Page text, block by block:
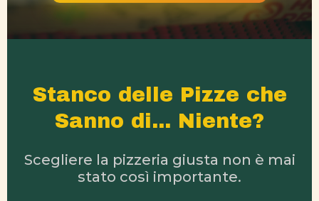
Stanco delle Pizze che
Sanno di... Niente?
Scegliere la pizzeria giusta non è mai
stato così importante.